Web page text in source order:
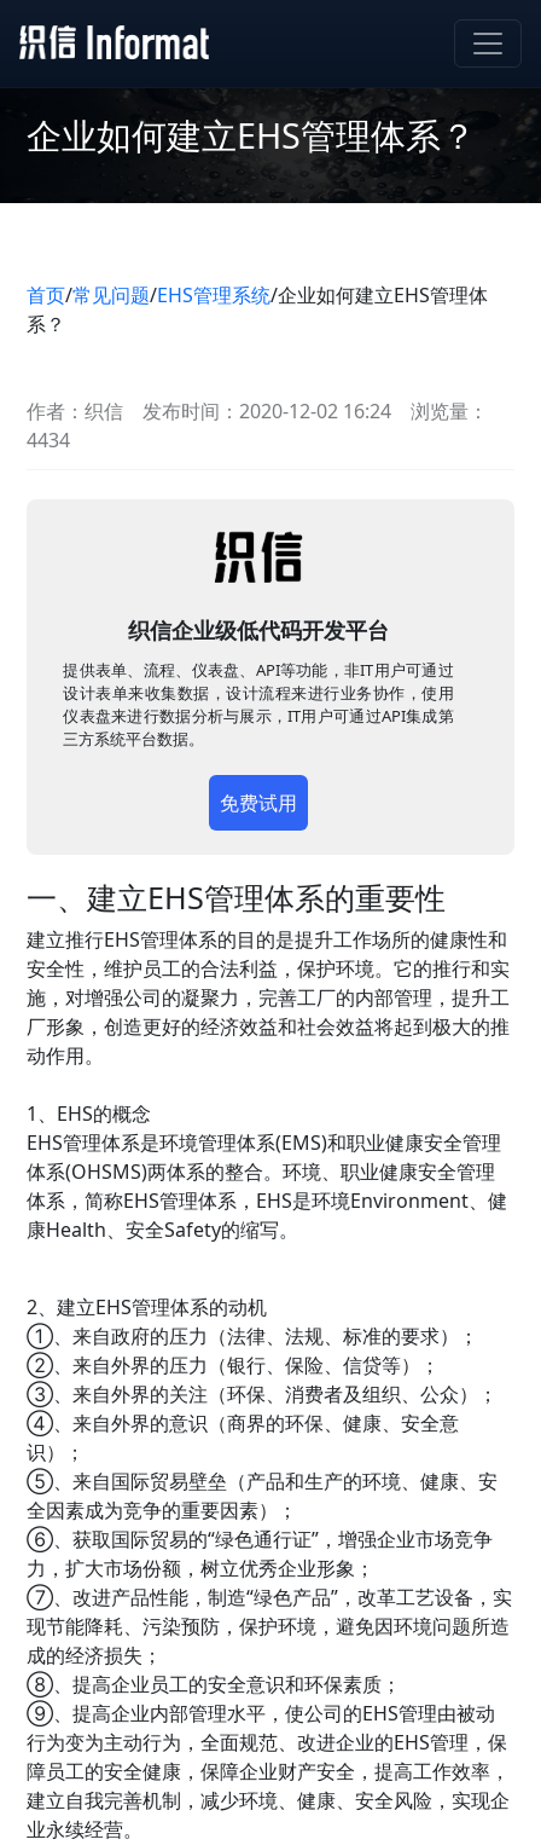
企业如何建立EHS管理体系？
首页/常见问题/EHS管理系统/企业如何建立EHS管理体
系？
作者：织信 发布时间：2020-12-02 16:24
浏览量：
4434
织信企业级低代码开发平台
提供表单、流程、仪表盘、API等功能，非IT用户可通过
设计表单来收集数据，设计流程来进行业务协作，使用
仪表盘来进行数据分析与展示，IT用户可通过API集成第
三方系统平台数据。
免费试用
一、建立EHS管理体系的重要性
建立推行EHS管理体系的目的是提升工作场所的健康性和
安全性，维护员工的合法利益，保护环境。它的推行和实
施，对增强公司的凝聚力，完善工厂的内部管理，提升工
厂形象，创造更好的经济效益和社会效益将起到极大的推
动作用。
1、EHS的概念
EHS管理体系是环境管理体系(EMS)和职业健康安全管理
体系(OHSMS)两体系的整合。环境、职业健康安全管理
体系，简称EHS管理体系，EHS是环境Environment、健
康Health、安全Safety的缩写。
2、建立EHS管理体系的动机
①、来自政府的压力（法律、法规、标准的要求）；
②、来自外界的压力（银行、保险、信贷等）；
③、来自外界的关注（环保、消费者及组织、公众）；
④、来自外界的意识（商界的环保、健康、安全意
识）；
⑤、来自国际贸易壁垒（产品和生产的环境、健康、安
全因素成为竞争的重要因素）；
⑥、获取国际贸易的“绿色通行证”，增强企业市场竞争
力，扩大市场份额，树立优秀企业形象；
⑦、改进产品性能，制造“绿色产品”，改革工艺设备，实
现节能降耗、污染预防，保护环境，避免因环境问题所造
成的经济损失；
⑧、提高企业员工的安全意识和环保素质；
⑨、提高企业内部管理水平，使公司的EHS管理由被动
行为变为主动行为，全面规范、改进企业的EHS管理，保
障员工的安全健康，保障企业财产安全，提高工作效率，
建立自我完善机制，减少环境、健康、安全风险，实现企
业永续经营。